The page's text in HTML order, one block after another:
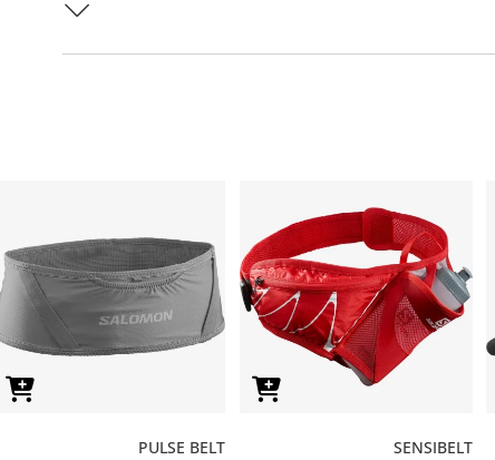
SENSIBELT
PULSE BELT